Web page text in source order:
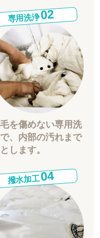
専用洗浄02
を傷めない専用洗
、内部の汚れまで
します。
撥水加工04